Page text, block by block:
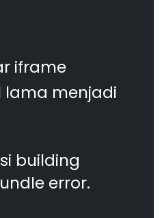
iframe
menjadi
building
error.